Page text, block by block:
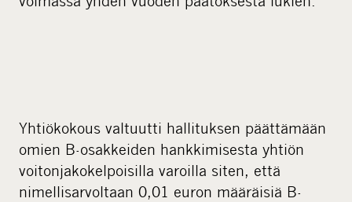
Yhtiökokous valtuutti hallituksen päättämään
omien B-osakkeiden hankkimisesta yhtiön
voitonjakokelpoisilla varoilla siten, että
nimellisarvoltaan 0,01 euron määräisiä B-